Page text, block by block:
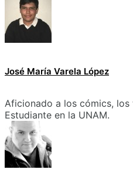
José María Varela López
Aficionado a los cómics,
Estudiante en la UNAM.